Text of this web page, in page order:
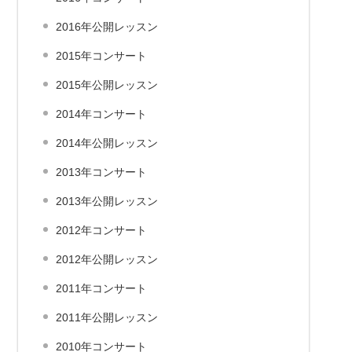
2016年公開レッスン
2015年コンサート
2015年公開レッスン
2014年コンサート
2014年公開レッスン
2013年コンサート
2013年公開レッスン
2012年コンサート
2012年公開レッスン
2011年コンサート
2011年公開レッスン
2010年コンサート